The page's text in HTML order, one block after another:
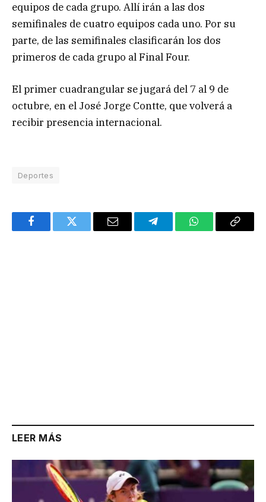
equipos de cada grupo. Allí irán a las dos
semifinales de cuatro equipos cada uno. Por su
parte, de las semifinales clasificarán los dos
primeros de cada grupo al Final Four.
El primer cuadrangular se jugará del 7 al 9 de
octubre, en el José Jorge Contte, que volverá a
recibir presencia internacional.
Deportes
FacebookTwitter Email TelegramWhatsAppCopy
LEER MÁS